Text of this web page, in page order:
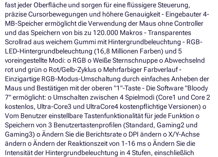
fast jeder Oberfläche und sorgen für eine flüssigere Steuerung,
präzise Cursorbewegungen und höhere Genauigkeit - Eingebauter 4-
MB-Speicher ermöglicht die Verwendung der Maus ohne Controller
und das Speichern von bis zu 120.000 Makros - Transparentes
Scrollrad aus weichem Gummi mit Hintergrundbeleuchtung - RGB-
LED-Hintergrundbeleuchtung (16,8 Millionen Farben) und 5
voreingestellte Modi: o RGB o Weiße Sternschnuppe o Abwechselnd
rot und grün o Rot/Gelb-Zyklus o Mehrfarbiger Farbverlauf -
Einzigartige RGB-Modus-Umschaltung durch einfaches Anheben der
Maus und Bestätigen mit der oberen "1"-Taste - Die Software "Bloody
7" ermöglicht: o Umschalten zwischen 4 Spielmodi (Core1 und Core 2
kostenlos, Ultra-Core3 und UltraCore4 kostenpflichtige Versionen) o
Vom Benutzer einstellbare Tastenfunktionalität für jede Funktion o
Speichern von 3 Benutzertastenprofilen (Standard, Gaming2 und
Gaming3) o Ändern Sie die Berichtsrate o DPI ändern o X/Y-Achse
ändern o Ändern der Reaktionszeit von 1-16 ms o Ändern Sie die
Intensität der Hintergrundbeleuchtung in 4 Stufen, einschließlich